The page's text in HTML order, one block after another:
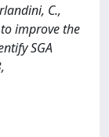
C.,
improve the
SGA